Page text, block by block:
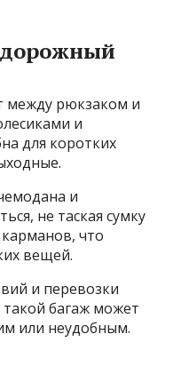
между рюкзаком и
и
для коротких
и
не таская сумку
что
вещей.
и перевозки
багаж может
или неудобным.